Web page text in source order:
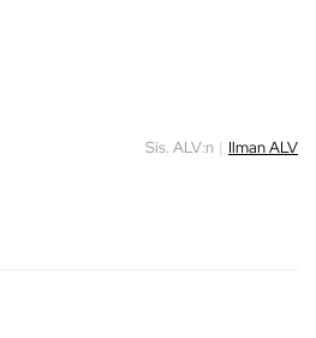
Sis. ALV:n | Ilman ALV